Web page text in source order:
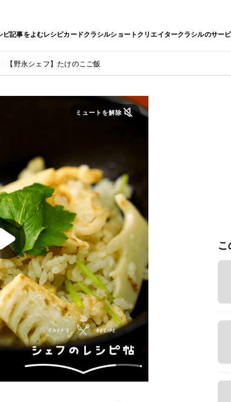
ピ記事をよむレシピカードクラシルショートクリエイタークラシルのサー
【野永シェフ】たけのこご飯
ミュートを解除